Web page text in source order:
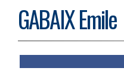
GABAIX Emile